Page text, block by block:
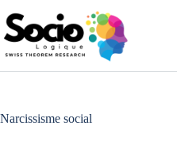
au
contenu
Narcissisme social